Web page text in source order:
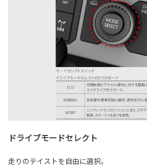
ドライブモードセレクト
走りのテイストを自由に選択。